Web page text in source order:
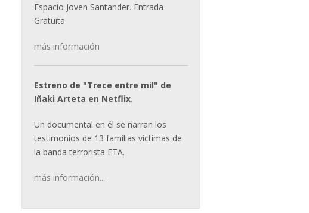
Espacio Joven Santander. Entrada
Gratuita
más información
Estreno de "Trece entre mil" de
Iñaki Arteta en Netflix.
Un documental en él se narran los
testimonios de 13 familias víctimas de
la banda terrorista ETA.
más información...